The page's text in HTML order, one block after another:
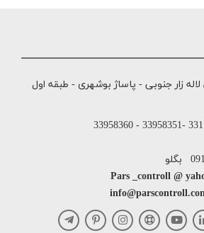
زار جنوبی - پاساژ بوشهری - طبقه اول
Pars _controll @